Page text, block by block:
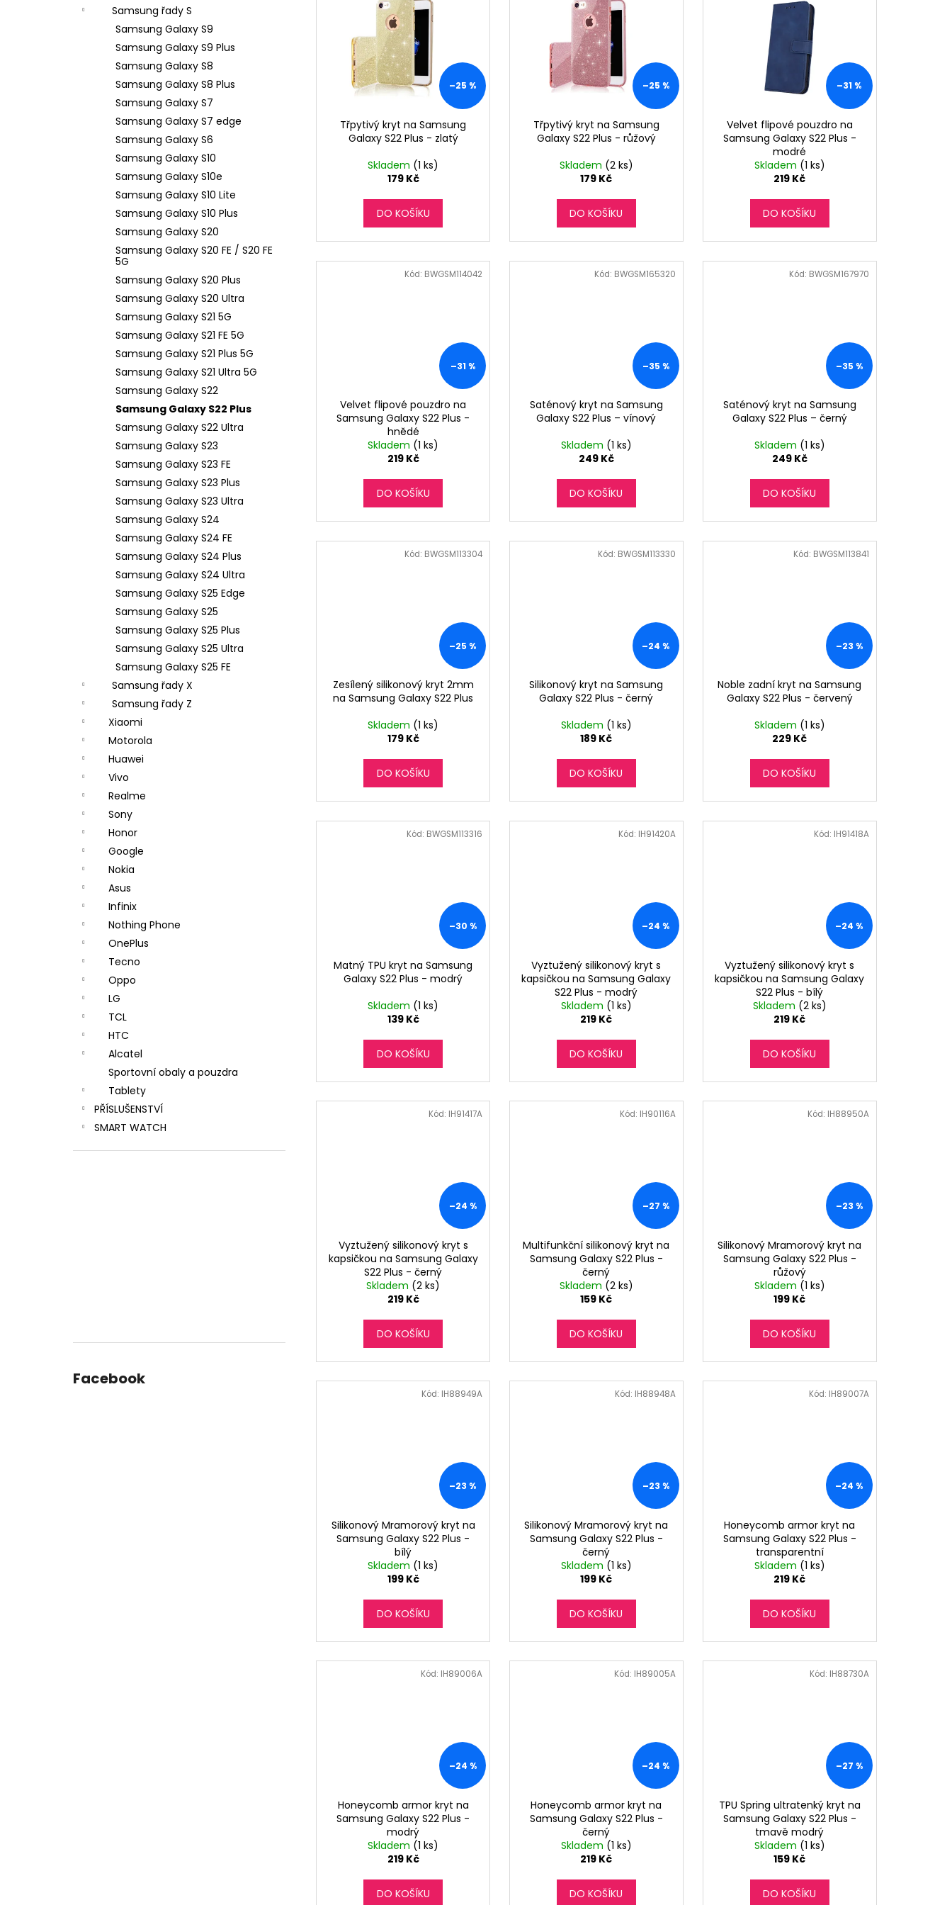
Samsung řady S
Samsung Galaxy S9
Samsung Galaxy S9 Plus
Samsung Galaxy S8
Samsung Galaxy S8 Plus
Samsung Galaxy S7
Samsung Galaxy S7 edge
Samsung Galaxy S6
Samsung Galaxy S10
Samsung Galaxy S10e
Samsung Galaxy S10 Lite
Samsung Galaxy S10 Plus
Samsung Galaxy S20
Samsung Galaxy S20 FE / S20 FE
5G
Samsung Galaxy S20 Plus
Samsung Galaxy S20 Ultra
Samsung Galaxy S21 5G
Samsung Galaxy S21 FE 5G
Samsung Galaxy S21 Plus 5G
Samsung Galaxy S21 Ultra 5G
Samsung Galaxy S22
Samsung Galaxy S22 Plus
Samsung Galaxy S22 Ultra
Samsung Galaxy S23
Samsung Galaxy S23 FE
Samsung Galaxy S23 Plus
Samsung Galaxy S23 Ultra
Samsung Galaxy S24
Samsung Galaxy S24 FE
Samsung Galaxy S24 Plus
Samsung Galaxy S24 Ultra
Samsung Galaxy S25 Edge
Samsung Galaxy S25
Samsung Galaxy S25 Plus
Samsung Galaxy S25 Ultra
Samsung Galaxy S25 FE
Samsung řady X
Samsung řady Z
Xiaomi
Motorola
Huawei
Vivo
Realme
Sony
Honor
Google
Nokia
Asus
Infinix
Nothing Phone
OnePlus
Tecno
Oppo
LG
TCL
HTC
Alcatel
Sportovní obaly a pouzdra
Tablety
PŘÍSLUŠENSTVÍ
SMART WATCH
Facebook
–25 %
Třpytivý kryt na Samsung
Galaxy S22 Plus - zlatý
Skladem (1 ks)
179 Kč
DO KOŠÍKU
–25 %
Třpytivý kryt na Samsung
Galaxy S22 Plus - růžový
Skladem (2 ks)
179 Kč
DO KOŠÍKU
–31 %
Velvet flipové pouzdro na
Samsung Galaxy S22 Plus -
modré
Skladem (1 ks)
219 Kč
DO KOŠÍKU
–31 %
Velvet flipové pouzdro na
Samsung Galaxy S22 Plus -
hnědé
Skladem (1 ks)
219 Kč
DO KOŠÍKU
Kód: BWGSM114042
–35 %
Saténový kryt na Samsung
Galaxy S22 Plus – vínový
Skladem (1 ks)
249 Kč
DO KOŠÍKU
Kód: BWGSM165320
–35 %
Saténový kryt na Samsung
Galaxy S22 Plus – černý
Skladem (1 ks)
249 Kč
DO KOŠÍKU
Kód: BWGSM167970
–25 %
Zesílený silikonový kryt 2mm
na Samsung Galaxy S22 Plus
Skladem (1 ks)
179 Kč
DO KOŠÍKU
Kód: BWGSM113304
–24 %
Silikonový kryt na Samsung
Galaxy S22 Plus - černý
Skladem (1 ks)
189 Kč
DO KOŠÍKU
Kód: BWGSM113330
–23 %
Noble zadní kryt na Samsung
Galaxy S22 Plus - červený
Skladem (1 ks)
229 Kč
DO KOŠÍKU
Kód: BWGSM113841
–30 %
Matný TPU kryt na Samsung
Galaxy S22 Plus - modrý
Skladem (1 ks)
139 Kč
DO KOŠÍKU
Kód: BWGSM113316
–24 %
Vyztužený silikonový kryt s
kapsičkou na Samsung Galaxy
S22 Plus - modrý
Skladem (1 ks)
219 Kč
DO KOŠÍKU
Kód: IH91420A
–24 %
Vyztužený silikonový kryt s
kapsičkou na Samsung Galaxy
S22 Plus - bílý
Skladem (2 ks)
219 Kč
DO KOŠÍKU
Kód: IH91418A
–24 %
Vyztužený silikonový kryt s
kapsičkou na Samsung Galaxy
S22 Plus - černý
Skladem (2 ks)
219 Kč
DO KOŠÍKU
Kód: IH91417A
–27 %
Multifunkční silikonový kryt na
Samsung Galaxy S22 Plus -
černý
Skladem (2 ks)
159 Kč
DO KOŠÍKU
Kód: IH90116A
–23 %
Silikonový Mramorový kryt na
Samsung Galaxy S22 Plus -
růžový
Skladem (1 ks)
199 Kč
DO KOŠÍKU
Kód: IH88950A
–23 %
Silikonový Mramorový kryt na
Samsung Galaxy S22 Plus -
bílý
Skladem (1 ks)
199 Kč
DO KOŠÍKU
Kód: IH88949A
–23 %
Silikonový Mramorový kryt na
Samsung Galaxy S22 Plus -
černý
Skladem (1 ks)
199 Kč
DO KOŠÍKU
Kód: IH88948A
–24 %
Honeycomb armor kryt na
Samsung Galaxy S22 Plus -
transparentní
Skladem (1 ks)
219 Kč
DO KOŠÍKU
Kód: IH89007A
–24 %
Honeycomb armor kryt na
Samsung Galaxy S22 Plus -
modrý
Skladem (1 ks)
219 Kč
DO KOŠÍKU
Kód: IH89006A
–24 %
Honeycomb armor kryt na
Samsung Galaxy S22 Plus -
černý
Skladem (1 ks)
219 Kč
DO KOŠÍKU
Kód: IH89005A
–27 %
TPU Spring ultratenký kryt na
Samsung Galaxy S22 Plus -
tmavě modrý
Skladem (1 ks)
159 Kč
DO KOŠÍKU
Kód: IH88730A